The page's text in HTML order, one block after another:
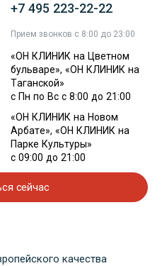
+7 495 223-22-22
Прием звонков с 8:00 до 23:00
«ОН КЛИНИК на Цветном
бульваре», «ОН КЛИНИК на
Таганской»
с Пн по Вс с 8:00 до 21:00
«ОН КЛИНИК на Новом
Арбате», «ОН КЛИНИК на
Парке Культуры»
с 09:00 до 21:00
сейчас
качества